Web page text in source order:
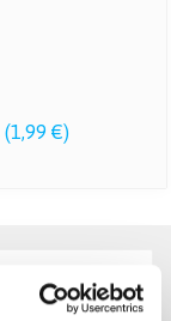
(1,99 €)